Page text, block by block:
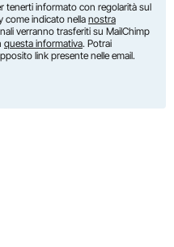
tenerti informato con regolarità sul
come indicato nella nostra
verranno trasferiti su MailChimp
questa informativa. Potrai
link presente nelle email.